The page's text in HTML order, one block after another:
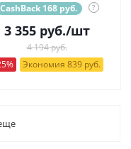
CashBack 168 руб. ?
3 355руб./шт
4 194 руб.
Экономия 839 руб.